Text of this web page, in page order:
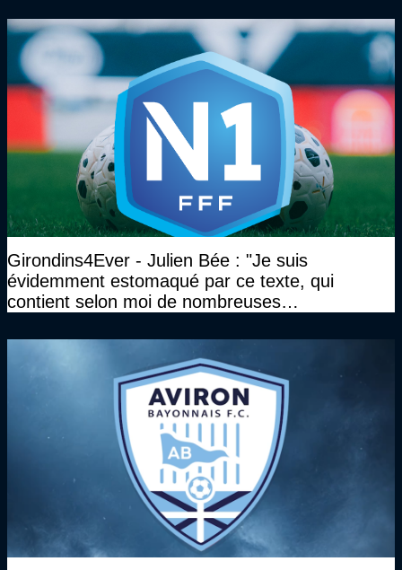
Girondins4Ever - Julien Bée : "Je suis
évidemment estomaqué par ce texte, qui
contient selon moi de nombreuses
plan juridique"